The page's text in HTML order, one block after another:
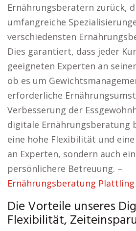
Ernährungsberatern zurück,
umfangreiche
verschiedensten
Dies garantiert, dass jeder
geeigneten Experten an
ob es um
erforderliche
Verbesserung der
digitale Ernährungsberatung
eine hohe Flexibilität und
an Experten, sondern auch
persönlichere Betreuung. –
Ernährungsberatung Plattling
Die Vorteile unseres
Flexibilität,